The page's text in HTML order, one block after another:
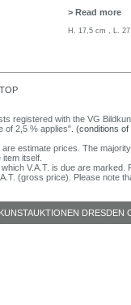
> Read more
H. 17,5 cm , L.
registered with the VG
of 2,5 % applies". (conditions of
estimate prices. The
itself.
V.A.T. is due are
(gross price). Please note
DRESDEN